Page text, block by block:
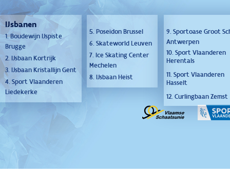
IJsbanen
1. Boudewijn IJspiste
Brugge
2. IJsbaan Kortrijk
3. IJsbaan Kristallijn ​​​​​​​Gent
4. Sport Vlaanderen
Liedekerke
5. Poseidon Brussel
6. Skateworld Leuven
7. Ice Skating Center
Mechelen
8. IJsbaan Heist
9. Sportoase Groot
Antwerpen
10. Sport Vlaanderen
Herentals
11. Sport Vlaanderen
Hasselt
12. Curlingbaan Zemst